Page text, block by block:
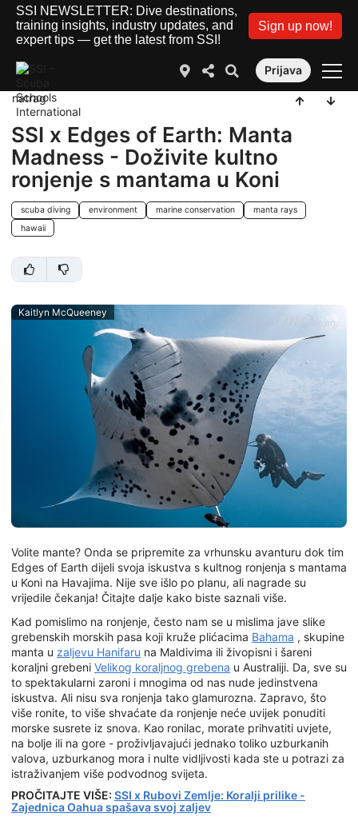
SSI NEWSLETTER: Dive destinations,
training insights, industry updates, and
expert tips — get the latest from SSI!
Sign up now!
Prijava
natrag
SSI x Edges of Earth: Manta
Madness - Doživite kultno
ronjenje s mantama u Koni
scuba diving environment marine conservation
manta rays
hawaii
Kaitlyn McQueeney
Volite mante? Onda se pripremite za vrhunsku avanturu dok tim
Edges of Earth dijeli svoja iskustva s kultnog ronjenja s mantama
u Koni na Havajima. Nije sve išlo po planu, ali nagrade su
vrijedile čekanja! Čitajte dalje kako biste saznali više.
Kad pomislimo na ronjenje, često nam se u mislima jave slike
grebenskih morskih pasa koji kruže plićacima Bahama , skupine
manta u zaljevu Hanifaru na Maldivima ili živopisni i šareni
koraljni grebeni Velikog koraljnog grebena u Australiji. Da, sve su
to spektakularni zaroni i mnogima od nas nude jedinstvena
iskustva. Ali nisu sva ronjenja tako glamurozna. Zapravo, što
više ronite, to više shvaćate da ronjenje neće uvijek ponuditi
morske susrete iz snova. Kao ronilac, morate prihvatiti uvjete,
na bolje ili na gore - proživljavajući jednako toliko uzburkanih
valova, uzburkanog mora i nulte vidljivosti kada ste u potrazi za
istraživanjem više podvodnog svijeta.
PROČITAJTE VIŠE: SSI x Rubovi Zemlje: Koralji prilike -
Zajednica Oahua spašava svoj zaljev